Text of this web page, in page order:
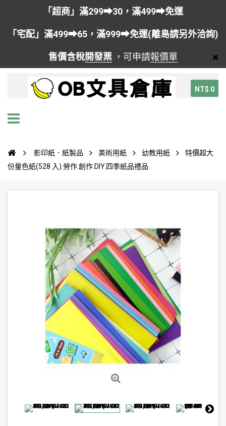
「超商」滿299➡30，滿499➡免運
「宅配」滿499➡65，滿999➡免運(離島請另外洽詢)
售價含稅開發票 ，可申請報價單
NT$ 0
影印紙．紙製品 美術用紙 幼教用紙
特價超大
份量色紙(528 入).勞作.創作.DIY.四季紙品禮品